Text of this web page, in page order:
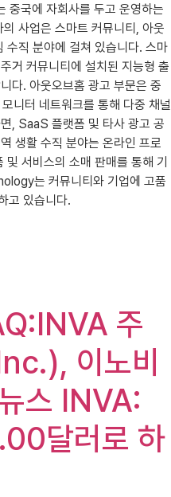
국에 자회사를 두고 운영하는
사업은 스마트 커뮤니티, 아웃
수직 분야에 걸쳐 있습니다. 스마
거 커뮤니티에 설치된 지능형 출
다. 아웃오브홈 광고 부문은 중
니터 네트워크를 통해 다중 채널
, SaaS 플랫폼 및 타사 광고 공
생활 수직 분야는 온라인 프로
서비스의 소매 판매를 통해 기
는 커뮤니티와 기업에 고품
고 있습니다.
주
이노비
스 INVA:
달러로 하